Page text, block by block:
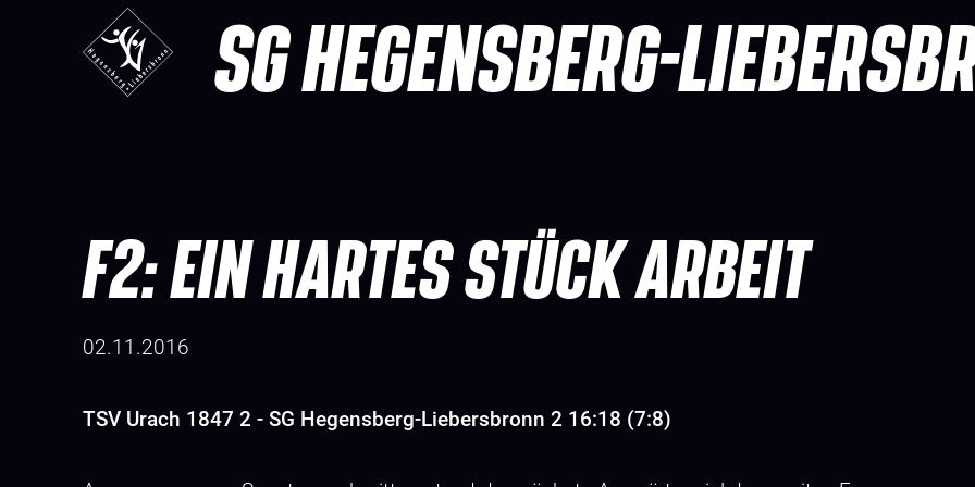
SG HEGENSBERG-
F2: EIN HARTES STÜCK ARBEIT
02.11.2016
TSV Urach 1847 2 - SG Hegensberg-Liebersbronn 2 16:18 (7:8)